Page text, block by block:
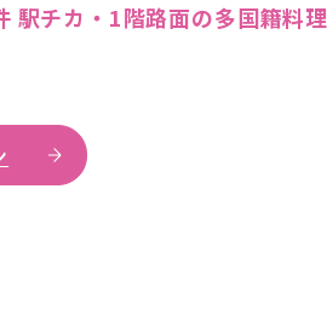
駅チカ・1階路面の多国籍料理